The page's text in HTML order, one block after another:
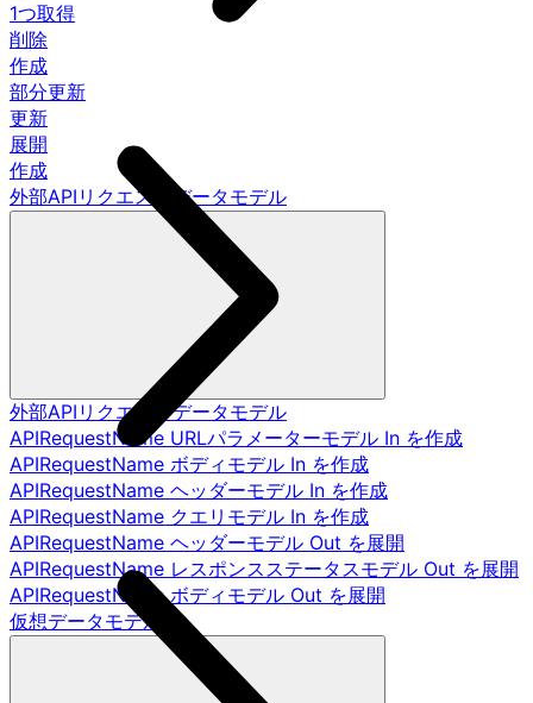
1つ取得
削除
作成
部分更新
更新
展開
作成
外部APIリクエストデータモデル
外部APIリクエストデータモデル
APIRequestName URLパラメーターモデル In を作成
APIRequestName ボディモデル In を作成
APIRequestName ヘッダーモデル In を作成
APIRequestName クエリモデル In を作成
APIRequestName ヘッダーモデル Out を展開
APIRequestName レスポンスステータスモデル Out を展開
APIRequestName ボディモデル Out を展開
仮想データモデル